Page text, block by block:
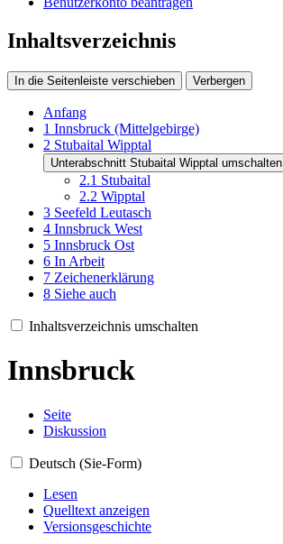
Inhaltsverzeichnis
In die Seitenleiste verschieben Verbergen
Anfang
1 Innsbruck (Mittelgebirge)
2 Stubaital Wipptal
Unterabschnitt Stubaital Wipptal umschalten
2.1 Stubaital
2.2 Wipptal
3 Seefeld Leutasch
4 Innsbruck West
5 Innsbruck Ost
6 In Arbeit
7 Zeichenerklärung
8 Siehe auch
Inhaltsverzeichnis umschalten
Innsbruck
Seite
Diskussion
Deutsch (Sie-Form)
Lesen
Quelltext anzeigen
Versionsgeschichte